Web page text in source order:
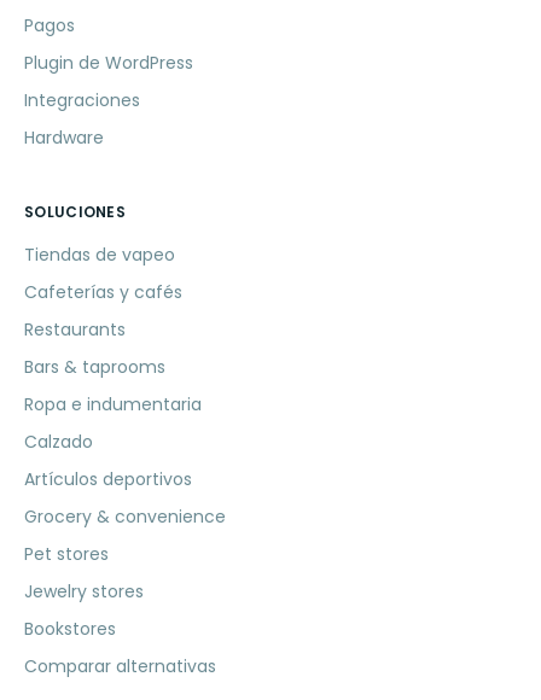
Pagos
Plugin de WordPress
Integraciones
Hardware
SOLUCIONES
Tiendas de vapeo
Cafeterías y cafés
Restaurants
Bars & taprooms
Ropa e indumentaria
Calzado
Artículos deportivos
Grocery & convenience
Pet stores
Jewelry stores
Bookstores
Comparar alternativas